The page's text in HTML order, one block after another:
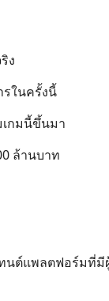
ง
ในครั้งนี้
เกมนี้ขึ้นมา
ล้านบาท
ทนต์แพลตฟอร์มที่มี